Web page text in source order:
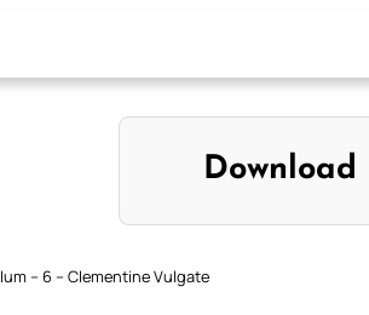
– 6 – Clementine Vulgate